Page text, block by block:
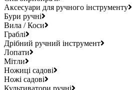
Аксесуари для ручного інструменту
Бури ручні
Вила / Коси
Граблі
Дрібний ручний інструмент
Лопати
Мітли
Ножиці садові
Ножі садові
Культиватори ручні